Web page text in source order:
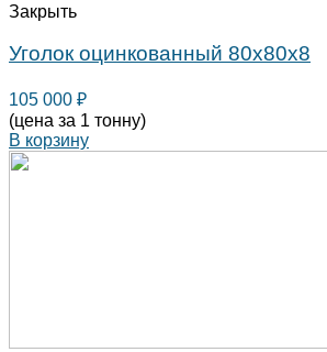
Закрыть
Уголок оцинкованный 80х80х8
105 000 ₽
(цена за 1 тонну)
В корзину